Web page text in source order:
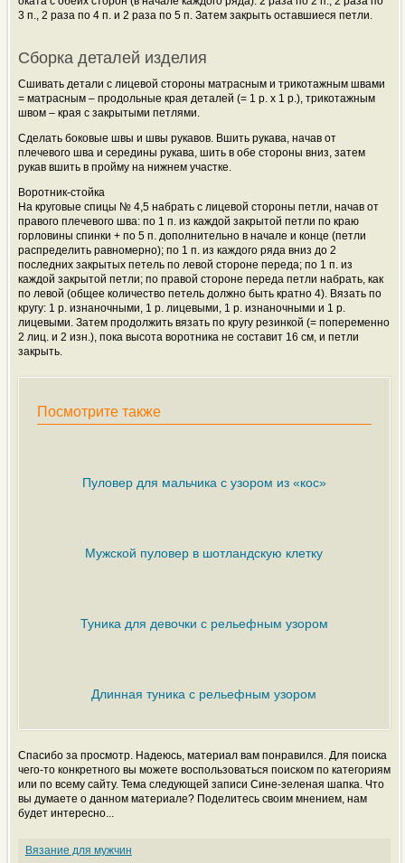
3 п., 2 раза по 4 п. и 2 раза по 5 п. Затем закрыть оставшиеся петли.
Сборка деталей изделия
Сшивать детали с лицевой стороны матрасным и трикотажным швами
= матрасным – продольные края деталей (= 1 р. х 1 р.), трикотажным
швом – края с закрытыми петлями.
Сделать боковые швы и швы рукавов. Вшить рукава, начав от
плечевого шва и середины рукава, шить в обе стороны вниз, затем
рукав вшить в пройму на нижнем участке.
Воротник-стойка
На круговые спицы № 4,5 набрать с лицевой стороны петли, начав от
правого плечевого шва: по 1 п. из каждой закрытой петли по краю
горловины спинки + по 5 п. дополнительно в начале и конце (петли
распределить равномерно); по 1 п. из каждого ряда вниз до 2
последних закрытых петель по левой стороне переда; по 1 п. из
каждой закрытой петли; по правой стороне переда петли набрать, как
по левой (общее количество петель должно быть кратно 4). Вязать по
кругу: 1 р. изнаночными, 1 р. лицевыми, 1 р. изнаночными и 1 р.
лицевыми. Затем продолжить вязать по кругу резинкой (= попеременно
2 лиц. и 2 изн.), пока высота воротника не составит 16 см, и петли
закрыть.
Посмотрите также
Пуловер для мальчика с узором из «кос»
Мужской пуловер в шотландскую клетку
Туника для девочки с рельефным узором
Длинная туника с рельефным узором
Спасибо за просмотр. Надеюсь, материал вам понравился. Для поиска
чего-то конкретного вы можете воспользоваться поиском по категориям
или по всему сайту. Тема следующей записи Сине-зеленая шапка. Что
вы думаете о данном материале? Поделитесь своим мнением, нам
будет интересно...
Вязание для мужчин